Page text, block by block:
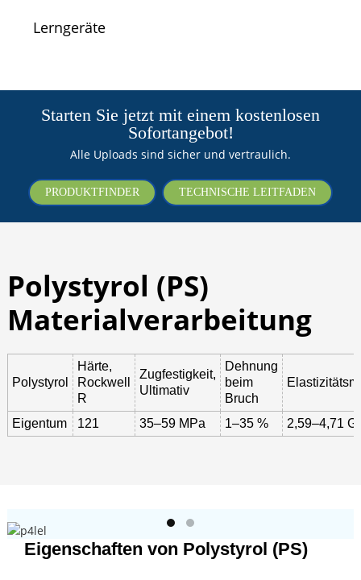
Lerngeräte
Starten Sie jetzt mit einem kostenlosen
Sofortangebot!
Alle Uploads sind sicher und vertraulich.
PRODUKTFINDER TECHNISCHE LEITFADEN
Polystyrol (PS)
Materialverarbeitung
Polystyrol
Härte,
Rockwell
R
Zugfestigkeit,
Ultimativ
Dehnung
beim
Bruch
Eigentum 121 35–59 MPa 1–35 % 2,59–4,71
Eigenschaften von Polystyrol (PS)